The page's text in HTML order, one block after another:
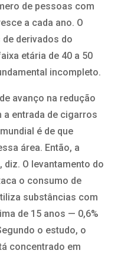
de pessoas com
a cada ano. O
derivados do
etária de 40 a 50
incompleto.
avanço na redução
entrada de cigarros
é de que
área. Então, a
diz. O levantamento do
o consumo de
substâncias com
de 15 anos — 0,6%
o estudo, o
concentrado em